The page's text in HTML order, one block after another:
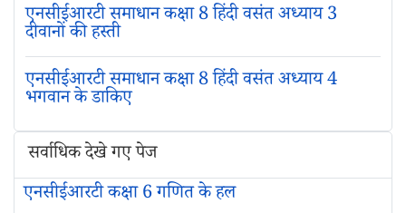
एनसीईआरटी समाधान कक्षा 8 हिंदी वसंत अध्याय 3
दीवानों की हस्ती
एनसीईआरटी समाधान कक्षा 8 हिंदी वसंत अध्याय 4
भगवान के डाकिए
सर्वाधिक देखे गए पेज
एनसीईआरटी कक्षा 6 गणित के हल